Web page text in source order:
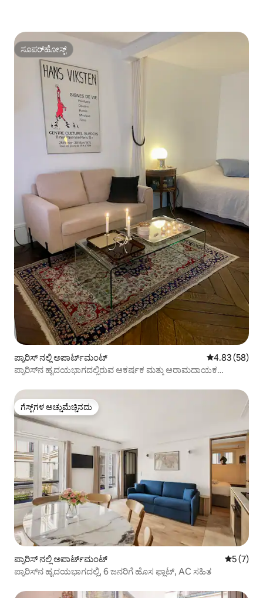
ಸೂಪರ್‌ಹೋಸ್ಟ್
ಸೂಪರ್‌ಹೋಸ್ಟ್
ಪ್ಯಾರಿಸ್ ನಲ್ಲಿ ಅಪಾರ್ಟ್‌ಮಂಟ್ 5 ರಲ್ಲಿ 4.83
4.83 (58)
ಪ್ಯಾರಿಸ್‌ನ ಹೃದಯಭಾಗದಲ್ಲಿರುವ ಆಕರ್ಷಕ ಮತ್ತು ಆರಾಮದಾಯಕ
ಗೆಸ್ಟ್‌ಗಳ ಅಚ್ಚುಮೆಚ್ಚಿನದು
ಗೆಸ್ಟ್‌ಗಳ ಅಚ್ಚುಮೆಚ್ಚಿನದು
ಪ್ಯಾರಿಸ್ ನಲ್ಲಿ ಅಪಾರ್ಟ್‌ಮಂಟ್ 5 ರಲ್ಲಿ 5
5 (7)
ಪ್ಯಾರಿಸ್‌ನ ಹೃದಯಭಾಗದಲ್ಲಿ, 6 ಜನರಿಗೆ ಹೊಸ ಫ್ಲಾಟ್, AC ಸಹಿತ